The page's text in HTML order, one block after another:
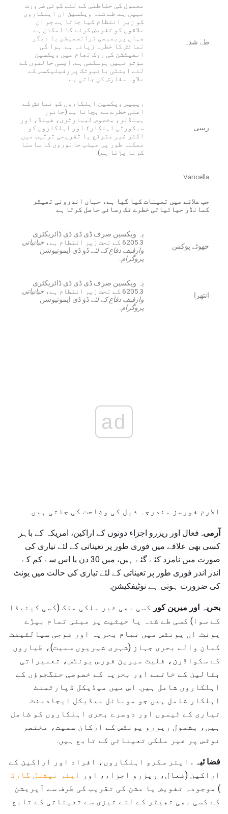
طے شدہ
معمول کی حفاظتی کے لئے کوئی ضرورت
نہیں ہے. طے شدہ ویکسین ان اہلکاروں
کو زیر انتظام کیا جاتا ہے جو ان
علاقوں کو تفویض کرنے کا امکان ہے
جہاں پریمیمی ٹرانسمیشن یا دیگر
نمائش کا خطرہ زیادہ ہے. ہوا کی
انفیکشن کی روک تھام میں ویکسین
مؤثر نہیں ہوسکتی ہے. ایسی حالتوں کے
لئے اینٹی بائیوٹک پروفیلیکسس کے
علاوہ سفارش کی جاتی ہے.
ربیبی
ریبیس ویکسین اہلکاروں کو نمائش کے
اعلی خطرے سے بچاتا ہے (جانور
ہینڈلر، مخصوص لیبارٹری، فیلڈ، اور
سیکورٹی اہلکار؛ اور اہلکاروں کو
اکثر غیر متوقع یا تفریحی ترتیب میں
ممکنہ طور پر مہذب جانوروں کا سامنا
کرنا پڑتا ہے).
Varicella
جب علاقے میں تعینات کیا گیا ہے، جہاں اندرونی تھیٹر
کمانڈر حیاتیاتی خطرے تک رسائی حاصل کرتا ہے
چھوٹے پوکس
یہ ویکسین صرف ڈی ڈی ڈی ڈائریکٹری
6205.3 کے تحت زیر انتظام ہے،
حیاتیاتی
وارفیف دفاع کے لئے ڈو ڈی ایمونیوشن
پروگرام.
انتھرا
یہ ویکسین صرف ڈی ڈی ڈی ڈائریکٹری
6205.3 کے تحت زیر انتظام ہے،
حیاتیاتی
وارفیف دفاع کے لئے ڈو ڈی ایمونیوشن
پروگرام.
ad
الارم فورسز مندرجہ ذیل کی وضاحت کی جاتی ہیں
آرمی. فعال اور ریزرو اجزاء دونوں کے اراکین، امریکہ کے باہر
کسی بھی علاقے میں فوری طور پر تعیناتی کے لئے تیاری کی
صورت میں نامزد کئے گئے ہیں، میں 30 دن یا اس سے کم کے
اندر اندر فوری طور پر تعیناتی کے لئے تیاری کی حالت میں یونٹ
کی ضرورت ہوتی ہے نوٹیفکیشن.
بحریہ اور میرین کور کسی بھی غیر ملکی ملک (کسی کینیڈا
کے سوا) کسی طے شدہ یا حیثیت پر مبنی تمام بیڑے
یونٹ. ان یونٹس میں تمام بحریہ اور فوجی سیالٹیفٹ
کمان والے بحری جہاز (شہری شہریوں سمیت)، طیاروں
کے سکواڈرن، فلیٹ میرین فورس یونٹس، تعمیراتی
بٹالین کے خاتمے اور بحریہ کے خصوصی جنگجوؤں کے
اہلکاروں شامل ہیں. اس میں میڈیکل ڈپارٹمنٹ
اہلکار شامل ہیں جو موبائل میڈیکل ایجادمنٹ
تیاری کے ٹیموں اور دوسرے بحری اہلکاروں کو شامل
ہیں، بشمول ریزرو یونٹس کے ارکان سمیت، مختصر
نوٹس پر غیر ملکی تعیناتی کے تابع ہیں.
فضا ئیہ . ایئر سکرو اہلکاروں، افراد اور اراکین کے
اراکین (فعال، ریزرو اجزاء، اور
ایئر نیشنل گارڈ
) موجودہ تفویض یا مشن کی تقریب کی طرف سے آپریشن
کے کسی بھی تھیٹر کے لئے تیزی سے تعیناتی کے تابع